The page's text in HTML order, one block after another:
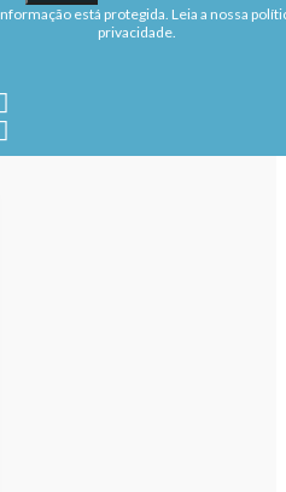
está protegida. Leia a nossa
privacidade.